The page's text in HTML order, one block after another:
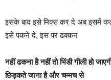
इसके बाद इसे मिक्स कर दे अब इसमें
इसे पकने दे, इस पर ढक्कन
नहीं ढकना है नहीं तो भिंडी गीली हो
छिड़कते जाना है और चम्मच से